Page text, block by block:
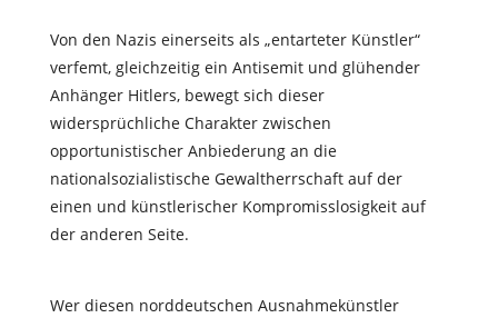
Von den Nazis einerseits als „entarteter Künstler“
verfemt, gleichzeitig ein Antisemit und glühender
Anhänger Hitlers, bewegt sich dieser
widersprüchliche Charakter zwischen
opportunistischer Anbiederung an die
nationalsozialistische Gewaltherrschaft auf der
einen und künstlerischer Kompromisslosigkeit auf
der anderen Seite.
Wer diesen norddeutschen Ausnahmekünstler